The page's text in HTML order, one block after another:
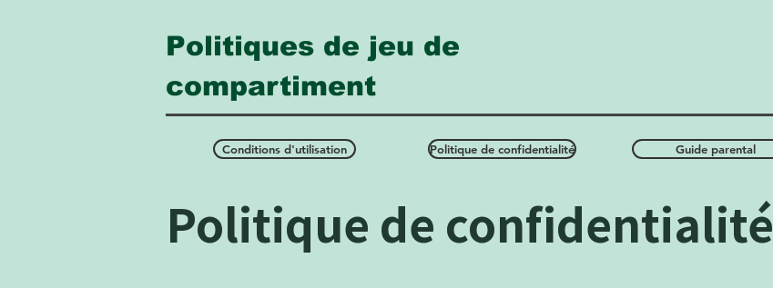
​Politiques de jeu de
compartiment
Conditions d'utilisation Politique de confidentialité Guide parental
Politique de confidentialité